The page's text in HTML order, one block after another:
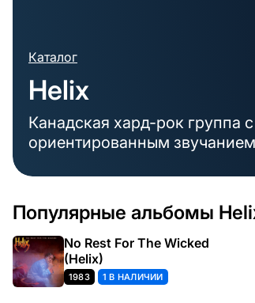
Каталог
Helix
Канадская хард-рок группа
ориентированным
Популярные альбомы
No Rest For The Wicked
(Helix)
1983 1 В НАЛИЧИИ